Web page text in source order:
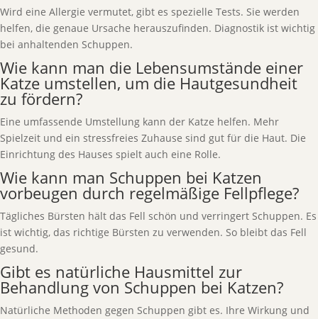
Wird eine Allergie vermutet, gibt es spezielle Tests. Sie werden
helfen, die genaue Ursache herauszufinden. Diagnostik ist wichtig
bei anhaltenden Schuppen.
Wie kann man die Lebensumstände einer
Katze umstellen, um die Hautgesundheit
zu fördern?
Eine umfassende Umstellung kann der Katze helfen. Mehr
Spielzeit und ein stressfreies Zuhause sind gut für die Haut. Die
Einrichtung des Hauses spielt auch eine Rolle.
Wie kann man Schuppen bei Katzen
vorbeugen durch regelmäßige Fellpflege?
Tägliches Bürsten hält das Fell schön und verringert Schuppen. Es
ist wichtig, das richtige Bürsten zu verwenden. So bleibt das Fell
gesund.
Gibt es natürliche Hausmittel zur
Behandlung von Schuppen bei Katzen?
Natürliche Methoden gegen Schuppen gibt es. Ihre Wirkung und